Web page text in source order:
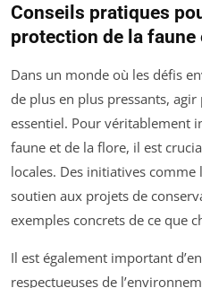
Conseils pratiques
protection de la faune
Dans un monde où les défis
de plus en plus pressants, agir
essentiel. Pour véritablement
faune et de la flore, il est
locales. Des initiatives comme
soutien aux projets de
exemples concrets de ce que
Il est également important
respectueuses de